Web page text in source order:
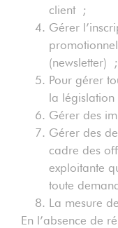
client ;
Gérer
(newsletter) ;
Pour gérer
la
Gérer des
Gérer des
cadre des
exploitante
toute
La mesure
En l’absence de